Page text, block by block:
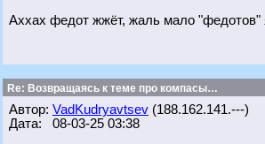
Аххах федот жжёт, жаль мало "федотов"
Re: Возвращаясь к теме про компасы…
Автор: VadKudryavtsev (188.162.141.---)
Дата: 08-03-25 03:38